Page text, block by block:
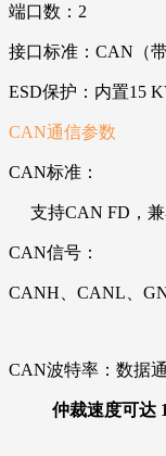
端口数：2
接口标准：CAN（带
ESD保护：内置15
CAN通信参数
CAN标准：
支持CAN FD，兼
CAN信号：
CANH、CANL、
CAN波特率：数据
仲裁速度可达